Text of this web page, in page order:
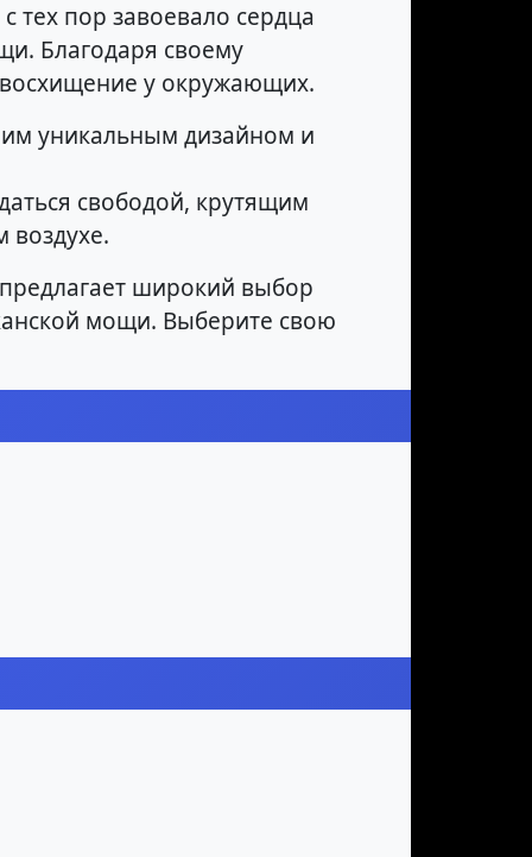
тех пор завоевало сердца
Благодаря своему
у окружающих.
уникальным дизайном и
свободой, крутящим
широкий выбор
мощи. Выберите свою